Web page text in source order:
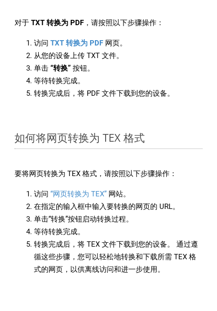
对于 TXT 转换为 PDF ，请按照以下步骤操作：
访问 TXT 转换为 PDF 网页。
从您的设备上传 TXT 文件。
单击 “转换” 按钮。
等待转换完成。
转换完成后，将 PDF 文件下载到您的设备。
如何将网页转换为 TEX 格式
要将网页转换为 TEX 格式，请按照以下步骤操作：
访问 “网页转换为 TEX” 网站。
在指定的输入框中输入要转换的网页的 URL。
单击“转换”按钮启动转换过程。
等待转换完成。
转换完成后，将 TEX 文件下载到您的设备。 通过遵
循这些步骤，您可以轻松地转换和下载所需 TEX 格
式的网页，以供离线访问和进一步使用。